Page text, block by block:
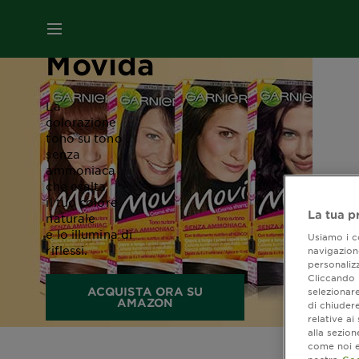
MENU
Movida
La
colorazione
tono su tono
senza
ammoniaca
che esalta
il tuo colore
naturale
e lo illumina di
riflessi.
ACQUISTA ORA SU
AMAZON
La tua
Usiamo i
Cliccando
di
relative ai
alla
come noi